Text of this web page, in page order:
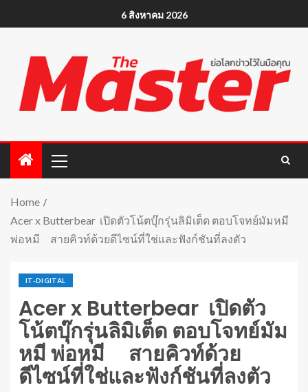
6 สิงหาคม 2026
Home
Acer x Butterbear เปิดตัวโน้ตบุ๊กรุ่นลิมิเต็ด ตอบโจทย์มัมหมี
พ่อหมี สายคิวท์ด้วยดีไซน์ที่ใช่และฟังก์ชันที่ลงตัว
IT-DIGITAL
Acer x Butterbear เปิดตัว
โน้ตบุ๊กรุ่นลิมิเต็ด ตอบโจทย์มัม
หมี พ่อหมี สายคิวท์ด้วย
ดีไซน์ที่ใช่และฟังก์ชันที่ลงตัว